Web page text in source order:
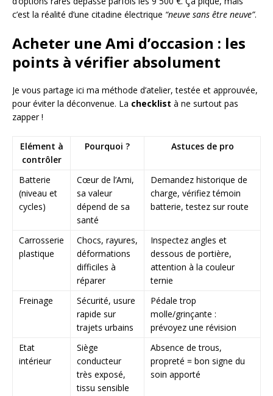
c’est la réalité d’une citadine électrique “neuve sans être neuve”.
Acheter une Ami d’occasion : les
points à vérifier absolument
Je vous partage ici ma méthode d’atelier, testée et approuvée,
pour éviter la déconvenue. La checklist à ne surtout pas
zapper !
Elément à
contrôler
Pourquoi ? Astuces de pro
Batterie
(niveau et
cycles)
Cœur de l’Ami,
sa valeur
dépend de sa
santé
Demandez historique de
charge, vérifiez témoin
batterie, testez sur route
Carrosserie
plastique
Chocs, rayures,
déformations
difficiles à
réparer
Inspectez angles et
dessous de portière,
attention à la couleur
ternie
Freinage
Sécurité, usure
rapide sur
trajets urbains
Pédale trop
molle/grinçante :
prévoyez une révision
Etat
intérieur
Siège
conducteur
très exposé,
tissu sensible
Absence de trous,
propreté = bon signe du
soin apporté